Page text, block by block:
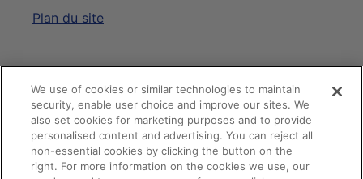
Plan du site
Connectons-nous!
We use of cookies or similar technologies to maintain
security, enable user choice and improve our sites. We
also set cookies for marketing purposes and to provide
personalised content and advertising. You can reject all
non-essential cookies by clicking the button on the
right. For more information on the cookies we use, our